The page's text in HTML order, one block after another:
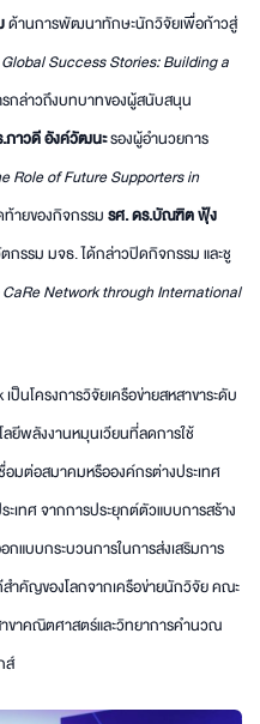
ด้านการพัฒนาทักษะนักวิจัยเพื่อก้าวสู่
Success Stories: Building a
กล่าวถึงบทบาทของผู้สนับสนุน
ภาวดี อังค์วัฒนะรองผู้อำนวยการ
Role of Future Supporters in
ท้ายของกิจกรรมรศ. ดร.บัณฑิต ฟุ้ง
รรม มจธ. ได้กล่าวปิดกิจกรรม และชู
Network through International
นโครงการวิจัยเครือข่ายสหสาขาระดับ
ยีพลังงานหมุนเวียนที่ลดการใช้
มต่อสมาคมหรือองค์กรต่างประเทศ
เทศ จากการประยุกต์ตัวแบบการสร้าง
แบบกระบวนการในการส่งเสริมการ
คัญของโลกจากเครือข่ายนักวิจัย คณะ
ขาคณิตศาสตร์และวิทยาการคำนวณ
ส์